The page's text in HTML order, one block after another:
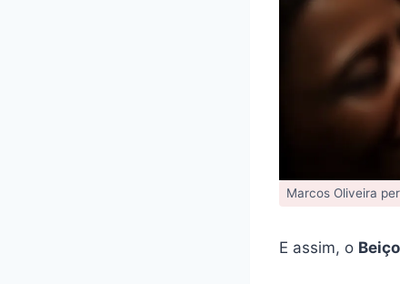
Marcos Oliveira
E assim, o